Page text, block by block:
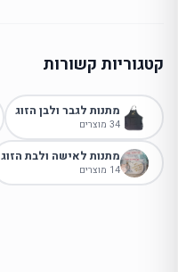
קטגוריות קשורות
מתנות לגבר ולבן הזוג
34 מוצרים
מתנות לאישה ולבת הזוג
14 מוצרים